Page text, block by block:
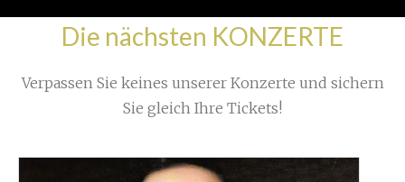
E.V.
Die nächsten KONZERTE
Verpassen Sie keines unserer Konzerte und sichern
Sie gleich Ihre Tickets!